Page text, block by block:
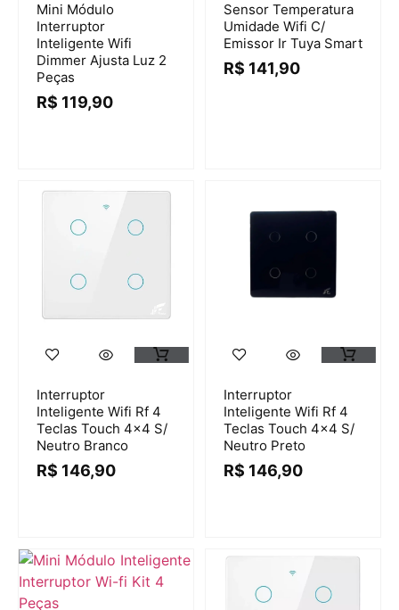
Mini Módulo
Interruptor
Inteligente Wifi
Dimmer Ajusta Luz 2
Peças
R$ 119,90
Sensor Temperatura
Umidade Wifi C/
Emissor Ir Tuya Smart
R$ 141,90
Interruptor
Inteligente Wifi Rf 4
Teclas Touch 4×4 S/
Neutro Branco
R$ 146,90
Interruptor
Inteligente Wifi Rf 4
Teclas Touch 4×4 S/
Neutro Preto
R$ 146,90